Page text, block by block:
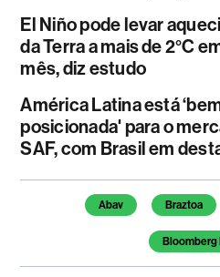
El Niño pode levar
da Terra a mais de 2°C
mês, diz estudo
América Latina está
posicionada' para o
SAF, com Brasil em
Temas deste artigo
Abav Braztoa
Bloomberg